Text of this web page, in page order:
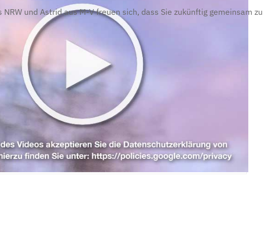
und Astrid aus M-V freuen sich, dass Sie zukünftig gemeinsam zu